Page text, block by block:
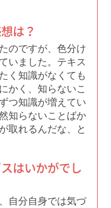
は？
のですが、色分け
いました。テキス
く知識がなくても
かく、知らないこ
つ知識が増えてい
知らないことばか
取れるんだな、と
はいかがでし
自分自身では気づ